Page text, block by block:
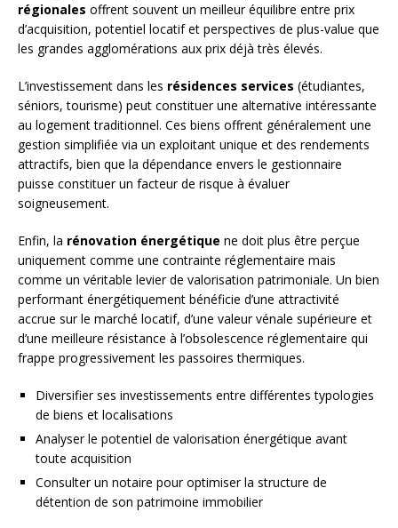
régionales offrent souvent un meilleur équilibre entre prix
d’acquisition, potentiel locatif et perspectives de plus-value que
les grandes agglomérations aux prix déjà très élevés.
L’investissement dans les résidences services (étudiantes,
séniors, tourisme) peut constituer une alternative intéressante
au logement traditionnel. Ces biens offrent généralement une
gestion simplifiée via un exploitant unique et des rendements
attractifs, bien que la dépendance envers le gestionnaire
puisse constituer un facteur de risque à évaluer
soigneusement.
Enfin, la rénovation énergétique ne doit plus être perçue
uniquement comme une contrainte réglementaire mais
comme un véritable levier de valorisation patrimoniale. Un bien
performant énergétiquement bénéficie d’une attractivité
accrue sur le marché locatif, d’une valeur vénale supérieure et
d’une meilleure résistance à l’obsolescence réglementaire qui
frappe progressivement les passoires thermiques.
Diversifier ses investissements entre différentes typologies
de biens et localisations
Analyser le potentiel de valorisation énergétique avant
toute acquisition
Consulter un notaire pour optimiser la structure de
détention de son patrimoine immobilier